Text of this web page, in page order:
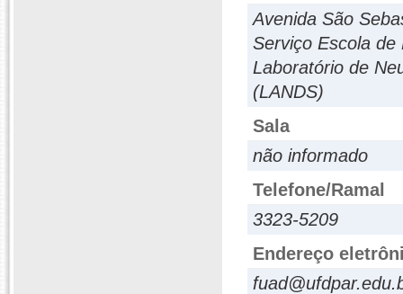
Avenida São
Serviço Escola de
Laboratório de
(LANDS)
Sala
não informado
Telefone/Ramal
3323-5209
Endereço